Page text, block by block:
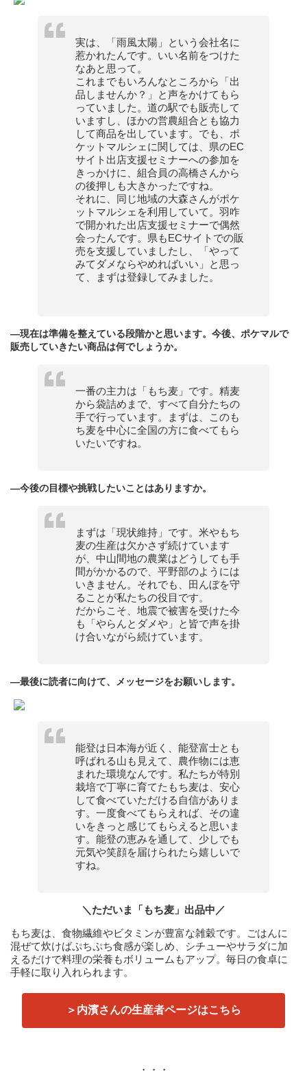
実は、「雨風太陽」という会社名に
惹かれたんです。いい名前をつけた
なあと思って。
これまでもいろんなところから「出
品しませんか？」と声をかけてもら
っていました。道の駅でも販売して
いますし、ほかの営農組合とも協力
して商品を出しています。でも、ポ
ケットマルシェに関しては、県のEC
サイト出店支援セミナーへの参加を
きっかけに、組合員の高橋さんから
の後押しも大きかったですね。
それに、同じ地域の大森さんがポケ
ットマルシェを利用していて。羽咋
で開かれた出店支援セミナーで偶然
会ったんです。県もECサイトでの販
売を支援していましたし、「やって
みてダメならやめればいい」と思っ
て、まずは登録してみました。
—現在は準備を整えている段階かと思います。今後、ポケマルで
販売していきたい商品は何でしょうか。
一番の主力は「もち麦」です。精麦
から袋詰めまで、すべて自分たちの
手で行っています。まずは、このも
ち麦を中心に全国の方に食べてもら
いたいですね。
—今後の目標や挑戦したいことはありますか。
まずは「現状維持」です。米やもち
麦の生産は欠かさず続けています
が、中山間地の農業はどうしても手
間がかかるので、平野部のようには
いきません。それでも、田んぼを守
ることが私たちの役目です。
だからこそ、地震で被害を受けた今
も「やらんとダメや」と皆で声を掛
け合いながら続けています。
—最後に読者に向けて、メッセージをお願いします。
能登は日本海が近く、能登富士とも
呼ばれる山も見えて、農作物には恵
まれた環境なんです。私たちが特別
栽培で丁寧に育てたもち麦は、安心
して食べていただける自信がありま
す。一度食べてもらえれば、その違
いをきっと感じてもらえると思いま
す。能登の恵みを通して、少しでも
元気や笑顔を届けられたら嬉しいで
すね。
＼ただいま「もち麦」出品中／
もち麦は、食物繊維やビタミンが豊富な雑穀です。ごはんに
混ぜて炊けばぷちぷち食感が楽しめ、シチューやサラダに加
えるだけで料理の栄養もボリュームもアップ。毎日の食卓に
手軽に取り入れられます。
＞内濱さんの生産者ページはこちら
・・・